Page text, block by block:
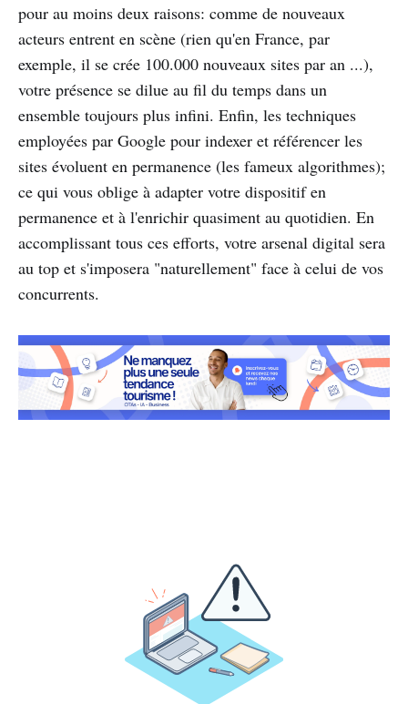
pour au moins deux raisons: comme de nouveaux
acteurs entrent en scène (rien qu'en France, par
exemple, il se crée 100.000 nouveaux sites par an ...),
votre présence se dilue au fil du temps dans un
ensemble toujours plus infini. Enfin, les techniques
employées par Google pour indexer et référencer les
sites évoluent en permanence (les fameux algorithmes);
ce qui vous oblige à adapter votre dispositif en
permanence et à l'enrichir quasiment au quotidien. En
accomplissant tous ces efforts, votre arsenal digital sera
au top et s'imposera "naturellement" face à celui de vos
concurrents.